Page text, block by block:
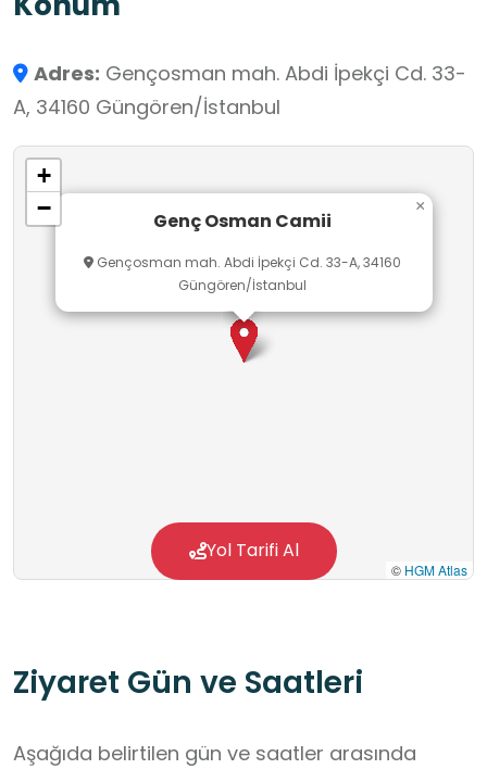
öğrencilerin geçmiş ile günümüz arasında ilişki
tanımalarını ve sosyal yapılar üzerine
düşünmelerini destekleyen bir öğrenme alanı
niteliği taşımaktadır.
Adres: Gençosman mah. Abdi İpekçi Cd. 33-
A, 34160 Güngören/İstanbul
Genç Osman Camii
Gençosman mah. Abdi İpekçi Cd. 33-A, 34160
Güngören/İstanbul
×
+
−
© HGM Atlas
Yol Tarifi Al
Ziyaret Gün ve Saatleri
Aşağıda belirtilen gün ve saatler arasında